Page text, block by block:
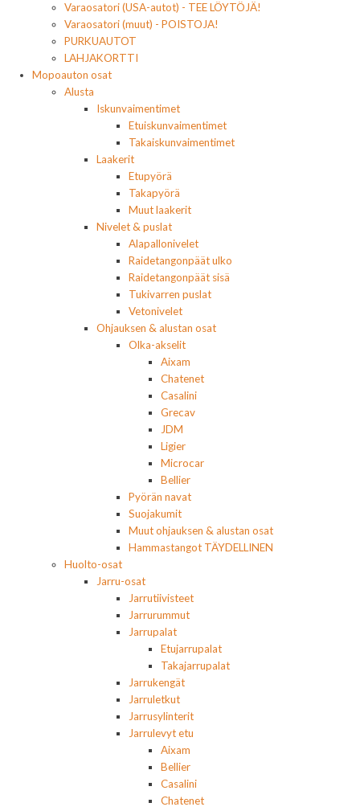
Varaosatori (USA-autot) - TEE LÖYTÖJÄ!
Varaosatori (muut) - POISTOJA!
PURKUAUTOT
LAHJAKORTTI
Mopoauton osat
Alusta
Iskunvaimentimet
Etuiskunvaimentimet
Takaiskunvaimentimet
Laakerit
Etupyörä
Takapyörä
Muut laakerit
Nivelet & puslat
Alapallonivelet
Raidetangonpäät ulko
Raidetangonpäät sisä
Tukivarren puslat
Vetonivelet
Ohjauksen & alustan osat
Olka-akselit
Aixam
Chatenet
Casalini
Grecav
JDM
Ligier
Microcar
Bellier
Pyörän navat
Suojakumit
Muut ohjauksen & alustan osat
Hammastangot TÄYDELLINEN
Huolto-osat
Jarru-osat
Jarrutiivisteet
Jarrurummut
Jarrupalat
Etujarrupalat
Takajarrupalat
Jarrukengät
Jarruletkut
Jarrusylinterit
Jarrulevyt etu
Aixam
Bellier
Casalini
Chatenet